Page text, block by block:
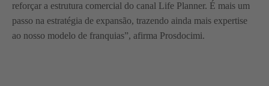
reforçar a estrutura comercial do canal Life Planner. É mais um
passo na estratégia de expansão, trazendo ainda mais expertise
ao nosso modelo de franquias”, afirma Prosdocimi.